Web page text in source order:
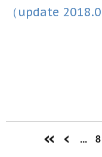
（update
... 8